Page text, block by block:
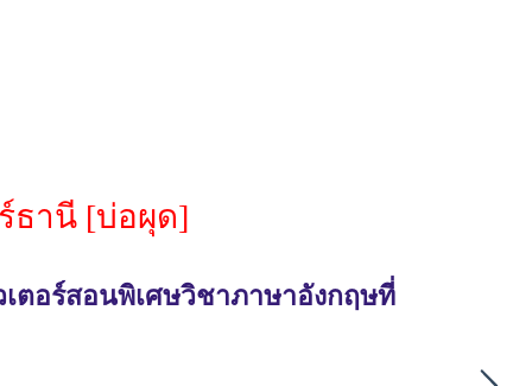
ธานี [บ่อผุด]
ตอร์สอนพิเศษวิชาภาษาอังกฤษที่